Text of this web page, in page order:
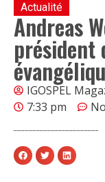
Actualité
Andreas
président
IGOSPEL
7:33 pm